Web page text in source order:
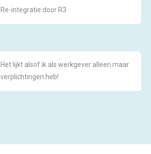
Re-integratie door R3
Het lijkt alsof ik als werkgever alleen maar
verplichtingen heb!